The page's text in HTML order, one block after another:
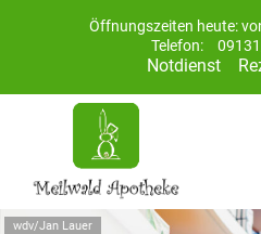
Öffnungszeiten heute:
Telefon:
Notdienst
wdv/Jan Lauer